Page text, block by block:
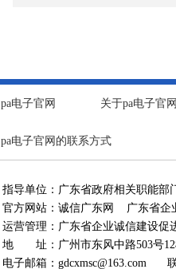
pa电子官网 关于pa电子官
pa电子官网的联系方式
指导单位：广东省政府相关职能
官方网站：诚信广东网 广东省企
运营管理：广东省企业诚信建设
地 址：广州市东风中路503号
电子邮箱： gdcxmsc@163.com 联